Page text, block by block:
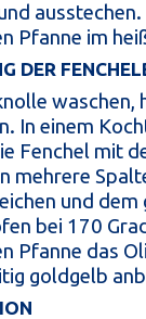
Pfanne im
DER
waschen,
In einem
Fenchel mit
mehrere
und dem
bei 170
Pfanne das
goldgelb